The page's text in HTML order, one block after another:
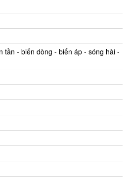
tần - biến dòng - biến áp - sóng hài -